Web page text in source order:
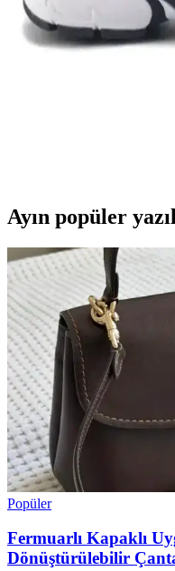
İki popüler spor tacını
ve kullanıcı memnuniyetine
Ayın popüler
Popüler
Fermuarlı Kapaklı
Dönüştürülebilir